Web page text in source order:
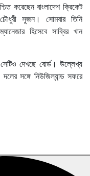
করেছেন বাংলাদেশ ক্রিকেট
চৌধুরী সুজন। সোমবার তিনি
হিসেবে সাব্বির খান
দেখছে বোর্ড। উল্লেখ্য
সঙ্গে নিউজিল্যান্ড সফরে